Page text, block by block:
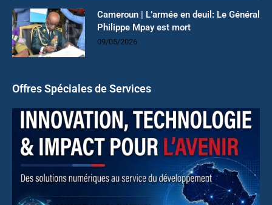
Cameroun | L’armée en deuil: Le Général
Philippe Mpay est mort
09/05/2026
Offres Spéciales de Services